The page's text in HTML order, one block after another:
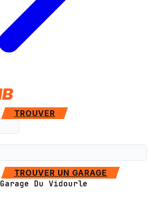
TROUVER
TROUVER UN GARAGE
Garage Du Vidourle